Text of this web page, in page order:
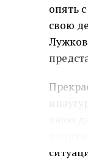
опять
свою
знаю